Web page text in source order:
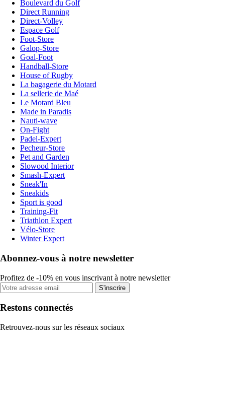
Boulevard du Golf
Direct Running
Direct-Volley
Espace Golf
Foot-Store
Galop-Store
Goal-Foot
Handball-Store
House of Rugby
La bagagerie du Motard
La sellerie de Maé
Le Motard Bleu
Made in Paradis
Nauti-wave
On-Fight
Padel-Expert
Pecheur-Store
Pet and Garden
Slowood Interior
Smash-Expert
Sneak'In
Sneakids
Sport is good
Training-Fit
Triathlon Expert
Vélo-Store
Winter Expert
Abonnez-vous à notre newsletter
Profitez de -10% en vous inscrivant à notre newsletter
S'inscrire
Restons connectés
Retrouvez-nous sur les réseaux sociaux